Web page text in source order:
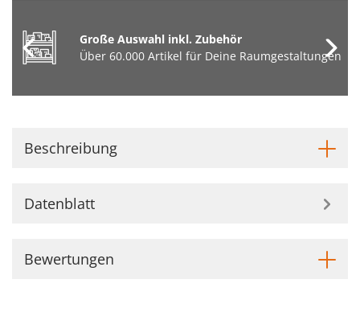
Große Auswahl inkl. Zubehör
Über 60.000 Artikel für Deine Raumgestaltungen
Beschreibung
Datenblatt
Bewertungen